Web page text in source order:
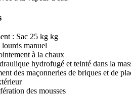
: Sac 25 kg kg
manuel
à la chaux
hydrofugé et teinté dans la
des maçonneries de briques et de
des mousses